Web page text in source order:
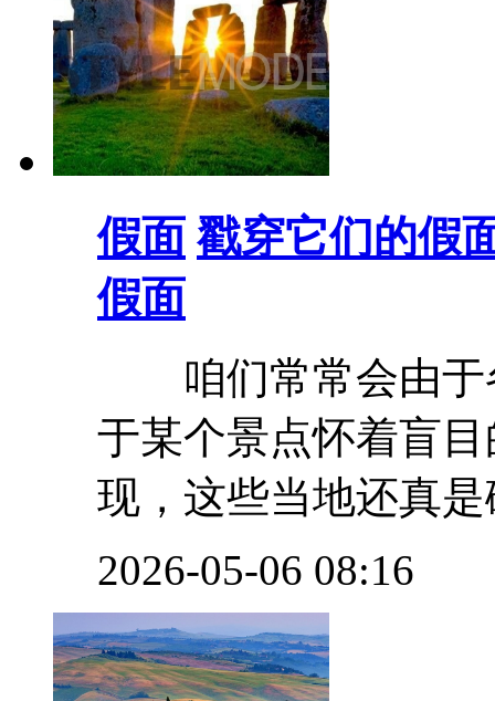
假面 戳穿它们的假
假面
咱们常常会由于
于某个景点怀着盲
现，这些当地还真
2026-05-06 08:16